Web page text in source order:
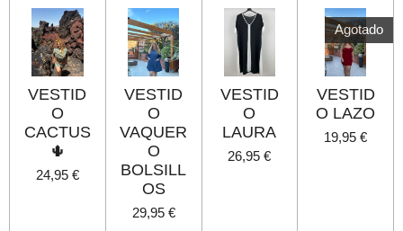
VESTID
O
CACTUS
🌵
24,95 €
VESTID
O
VAQUER
O
BOLSILL
OS
29,95 €
VESTID
O
LAURA
26,95 €
Agotado
VESTID
O LAZO
19,95 €